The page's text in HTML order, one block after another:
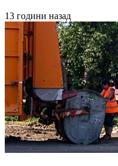
13 години назад